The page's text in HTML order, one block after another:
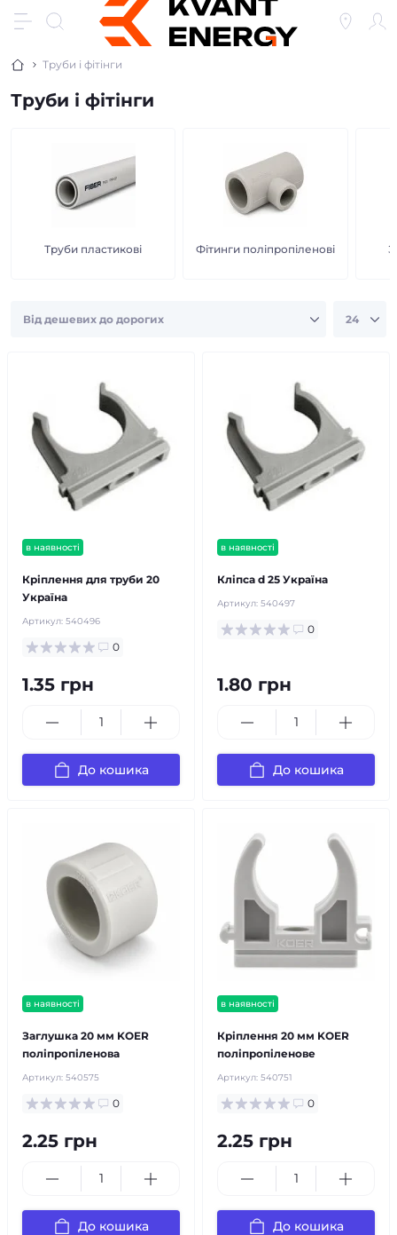
Труби і фітінги
Труби і фітінги
Труби пластикові Фітинги поліпропіленові
в наявності
Кріплення для труби 20
Україна
Артикул: 540496
0
1.35 грн
До кошика
в наявності
Кліпса d 25 Україна
Артикул: 540497
0
1.80 грн
До кошика
в наявності
Заглушка 20 мм KOER
поліпропіленова
Артикул: 540575
0
2.25 грн
До кошика
в наявності
Кріплення 20 мм KOER
поліпропіленове
Артикул: 540751
0
2.25 грн
До кошика